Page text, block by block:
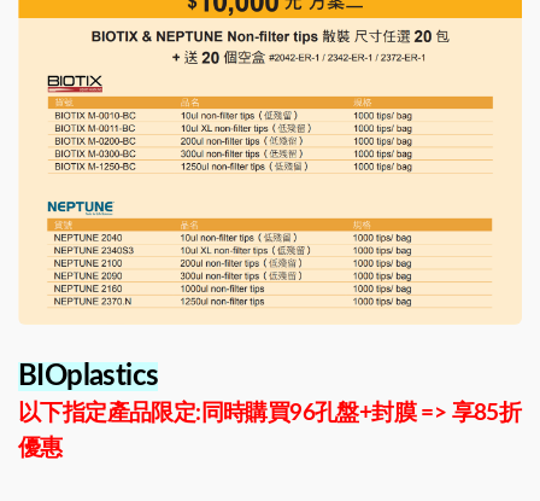
BIOplastics
以下指定產品限定:同時購買96孔盤+封膜 => 享85折
優惠